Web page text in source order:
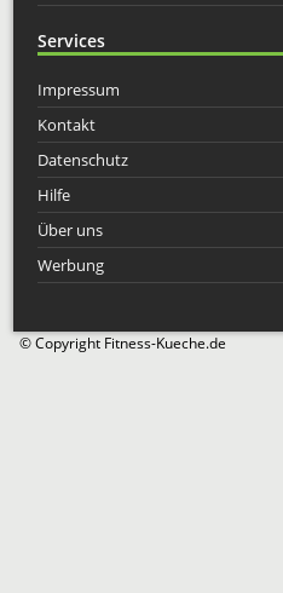
Services
Impressum
Kontakt
Datenschutz
Hilfe
Über uns
Werbung
© Copyright Fitness-Kueche.de